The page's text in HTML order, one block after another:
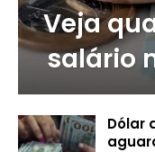
Veja
salário
Dólar